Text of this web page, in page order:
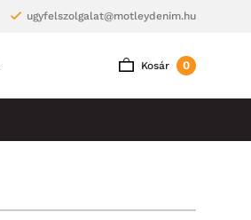
ugyfelszolgalat@motleydenim.hu
Kosár 0